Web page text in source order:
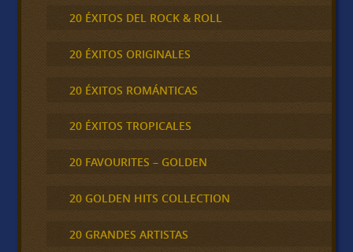
20 ÉXITOS DEL ROCK & ROLL
20 ÉXITOS ORIGINALES
20 ÉXITOS ROMÁNTICAS
20 ÉXITOS TROPICALES
20 FAVOURITES – GOLDEN
20 GOLDEN HITS COLLECTION
20 GRANDES ARTISTAS